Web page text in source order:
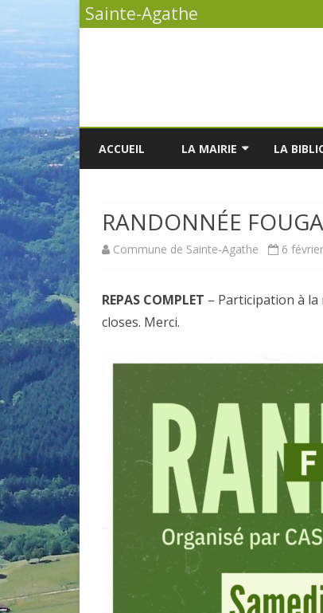
Sainte-Agathe
ACCUEIL LA MAIRIE
LA LISTE DES DÉLIBÉRATIONS
LES PROCÈS-VERBAUX DU
LES ÉLUS
LA
RANDONNÉE
Commune de Sainte-Agathe 6
REPAS COMPLET – Participation à
closes. Merci.